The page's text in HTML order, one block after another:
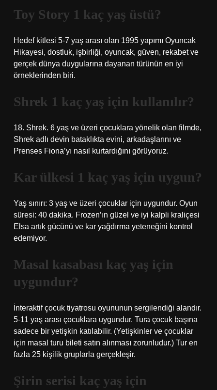
Toy Story 1 kaç yaş üstü?
Hedef kitlesi 5-7 yaş arası olan 1995 yapımı Oyuncak
Hikayesi, dostluk, işbirliği, oyuncak, güven, rekabet ve
gerçek dünya duygularına dayanan türünün en iyi
örneklerinden biri.
Shrek 1 kaç yaş için kullanılır?
18. Shrek. 6 yaş ve üzeri çocuklara yönelik olan filmde,
Shrek adlı devin bataklıkta evini, arkadaşlarını ve
Prenses Fiona’yı nasıl kurtardığını görüyoruz.
Kar ülkesi 1 kaç yaş için uygun?
Yaş sınırı: 3 yaş ve üzeri çocuklar için uygundur. Oyun
süresi: 40 dakika. Frozen’ın güzel ve iyi kalpli kraliçesi
Elsa artık gücünü ve kar yağdırma yeteneğini kontrol
edemiyor.
Masal kasabası kaç yaş için
uygundur?
İnteraktif çocuk tiyatrosu oyununun sergilendiği alandır.
5-11 yaş arası çocuklara uygundur. Tura çocuk başına
sadece bir yetişkin katılabilir. (Yetişkinler ve çocuklar
için masal turu bileti satın alınması zorunludur.) Tur en
fazla 25 kişilik gruplarla gerçekleşir.
Şirin serisi kaç yaş için